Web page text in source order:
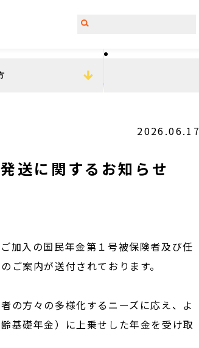
送に関するお知らせ
2026.06.17
加入の国民年金第１号被保険者及び任
ご案内が送付されております。
の方々の多様化するニーズに応え、よ
基礎年金）に上乗せした年金を受け取